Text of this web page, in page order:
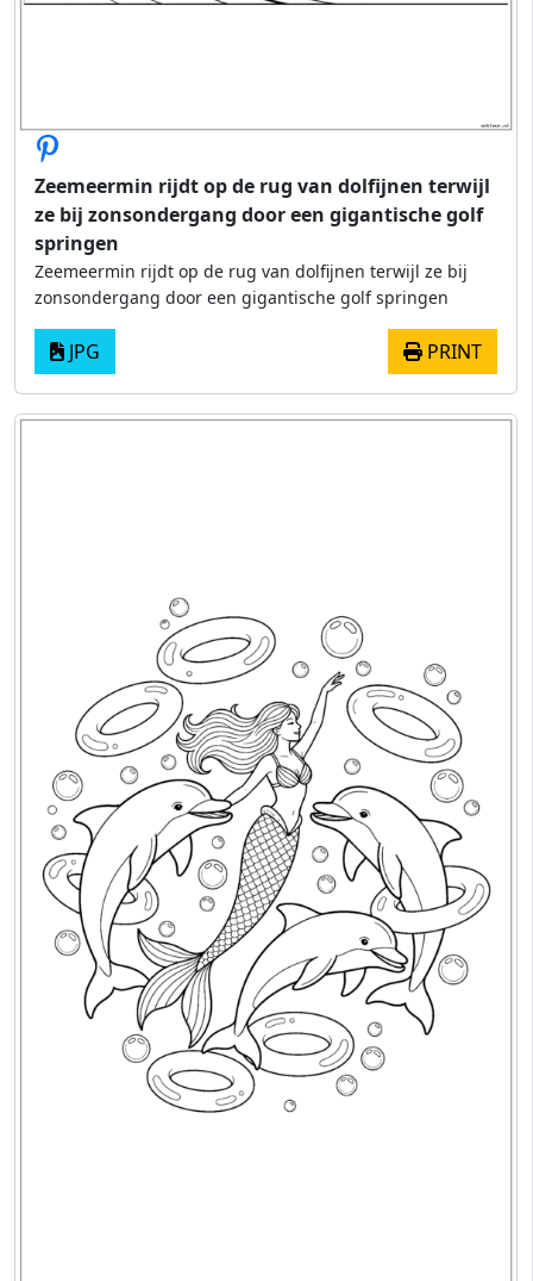
Zeemeermin rijdt op de rug van dolfijnen terwijl
ze bij zonsondergang door een gigantische golf
springen
Zeemeermin rijdt op de rug van dolfijnen terwijl ze bij
zonsondergang door een gigantische golf springen
JPG PRINT